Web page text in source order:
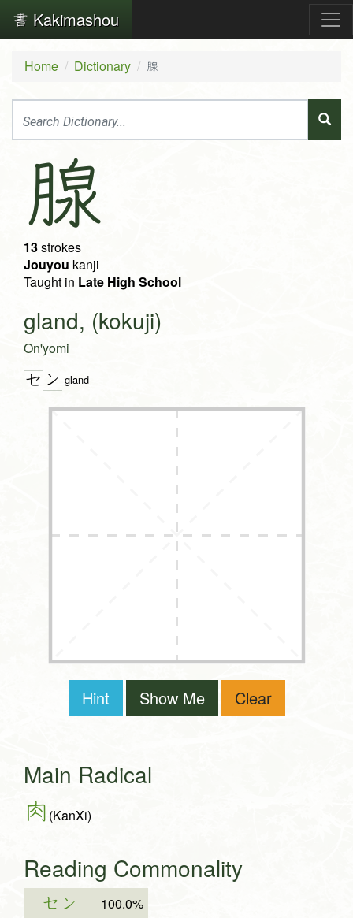
Kakimashou
Home Dictionary 腺
腺
13strokes
Jouyou kanji
Taught in Late High School
gland, (kokuji)
On'yomi
セ ン gland
Hint Show Me Clear
Main Radical
肉 (KanXi)
Reading Commonality
セン 100.0%